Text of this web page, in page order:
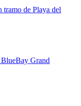
tramo de Playa del
BlueBay Grand